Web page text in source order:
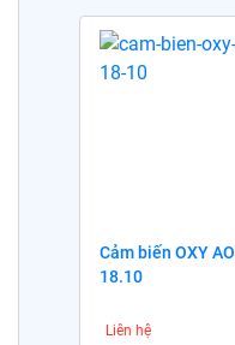
Cảm biến OXY
18.10
Liên hệ